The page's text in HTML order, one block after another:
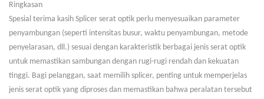
Ringkasan
Spesial terima kasih Splicer serat optik perlu menyesuaikan parameter
penyambungan (seperti intensitas busur, waktu penyambungan, metode
penyelarasan, dll.) sesuai dengan karakteristik berbagai jenis serat optik
untuk memastikan sambungan dengan rugi-rugi rendah dan kekuatan
tinggi. Bagi pelanggan, saat memilih splicer, penting untuk memperjelas
jenis serat optik yang diproses dan memastikan bahwa peralatan tersebut